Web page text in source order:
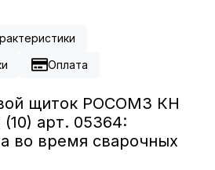
Оплата
щиток РОСОМЗ КН
(10) арт. 05364:
во время сварочных